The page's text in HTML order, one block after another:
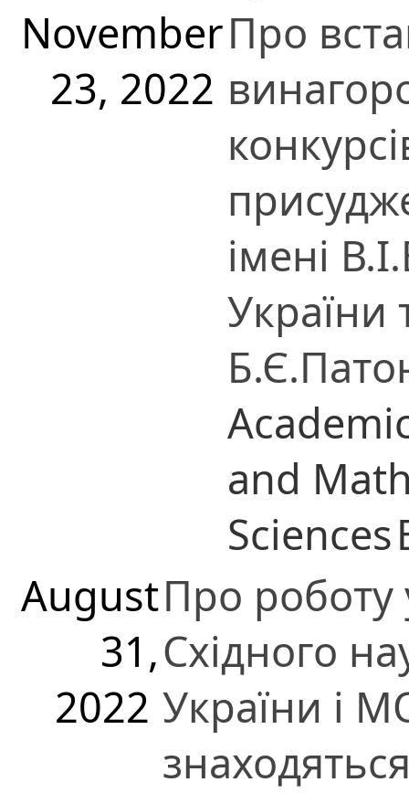
November
23, 2022
Про
імені
України
and
Sciences
August
31,
2022
Про роботу
Східного
України і